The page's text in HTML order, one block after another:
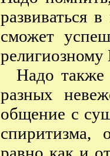
развиваться
сможет
Надо также
разных
общение с
спиритизма,